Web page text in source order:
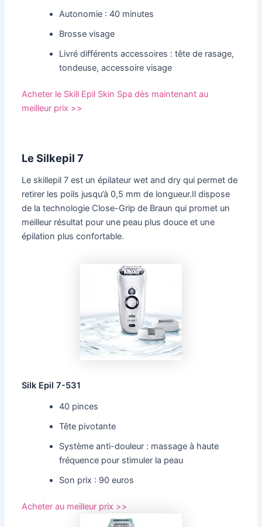
Autonomie : 40 minutes
Brosse visage
Livré différents accessoires : tête de rasage,
tondeuse, accessoire visage
Acheter le Skill Epil Skin Spa dès maintenant au
meilleur prix >>
Le Silkepil 7
Le skillepil 7 est un épilateur wet and dry qui permet de
retirer les poils jusqu’à 0,5 mm de longueur.Ildispose
de la technologie Close-Grip de Braun qui promet un
meilleur résultat pour une peau plus douce et une
épilation plus confortable.
Silk Epil 7-531
40 pinces
Tête pivotante
Système anti-douleur : massage à haute
fréquence pour stimuler la peau
Son prix : 90 euros
Acheter au meilleur prix >>